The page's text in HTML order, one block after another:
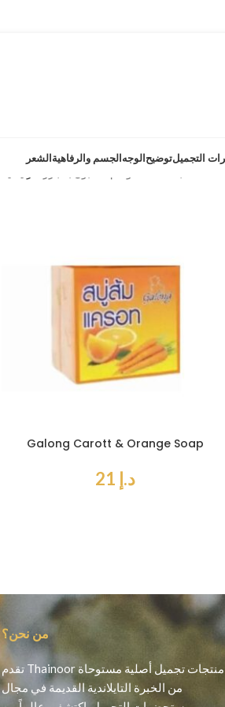
الشعرالجسم والرفاهيةالوجهتوضيحالتجميل
Galong Carott & Orange Soap
د.إ
من نحن؟
تقدم Thainoor منتجات تجميل أصلية مستوحاة
من الخبرة التايلاندية القديمة في مجال